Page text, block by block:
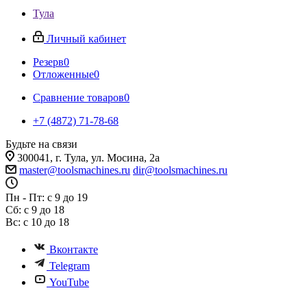
Тула
Личный кабинет
Резерв0
Отложенные0
Сравнение товаров0
+7 (4872) 71-78-68
Будьте на связи
300041, г. Тула, ул. Мосина, 2а
master@toolsmachines.ru dir@toolsmachines.ru
Пн - Пт: с 9 до 19
Сб: с 9 до 18
Вс: с 10 до 18
Вконтакте
Telegram
YouTube